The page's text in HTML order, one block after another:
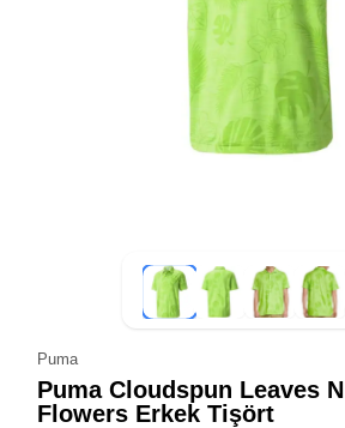
Puma
Puma Cloudspun Leaves N
Flowers Erkek Tişört